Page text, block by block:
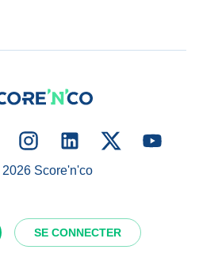
SE CONNECTER
2026Score'n'co